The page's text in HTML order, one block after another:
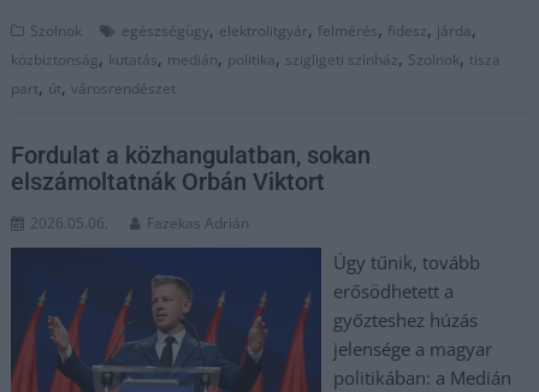
Szolnok egészségügy, elektrolitgyár, felmérés, fidesz, járda,
közbiztonság, kutatás, medián, politika, szigligeti színház, Szolnok, tisza
part, út,városrendészet
Fordulat a közhangulatban, sokan
elszámoltatnák Orbán Viktort
2026.05.06. Fazekas Adrián
Úgy tűnik, tovább
erősödhetett a
győzteshez húzás
jelensége a magyar
politikában: a Medián